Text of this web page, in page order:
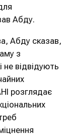
Абду.
Абду сказав,
з
відвідують
розглядає